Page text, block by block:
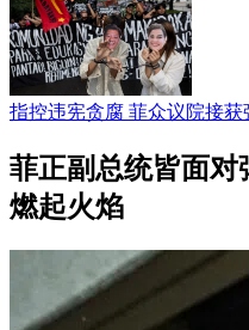
指控违宪贪腐 菲众议院接
菲正副总统皆面对
燃起火焰